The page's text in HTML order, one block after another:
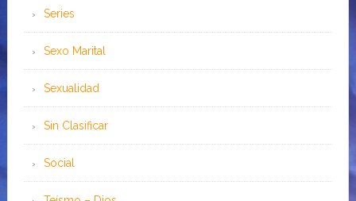
Series
Sexo Marital
Sexualidad
Sin Clasificar
Social